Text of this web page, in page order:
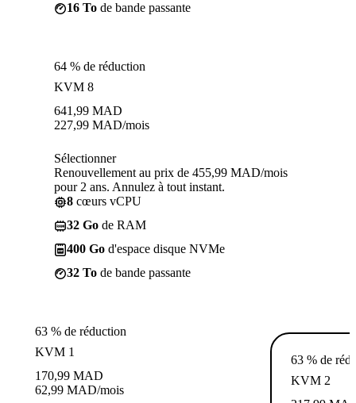
16 To de bande passante
64 % de réduction
KVM 8
641,99 MAD
227,99 MAD/mois
Sélectionner
Renouvellement au prix de 455,99 MAD/mois
pour 2 ans. Annulez à tout instant.
8 cœurs vCPU
32 Go de RAM
400 Go d'espace disque NVMe
32 To de bande passante
63 % de réduction
KVM 1
170,99 MAD
62,99 MAD/mois
63 % de
KVM 2